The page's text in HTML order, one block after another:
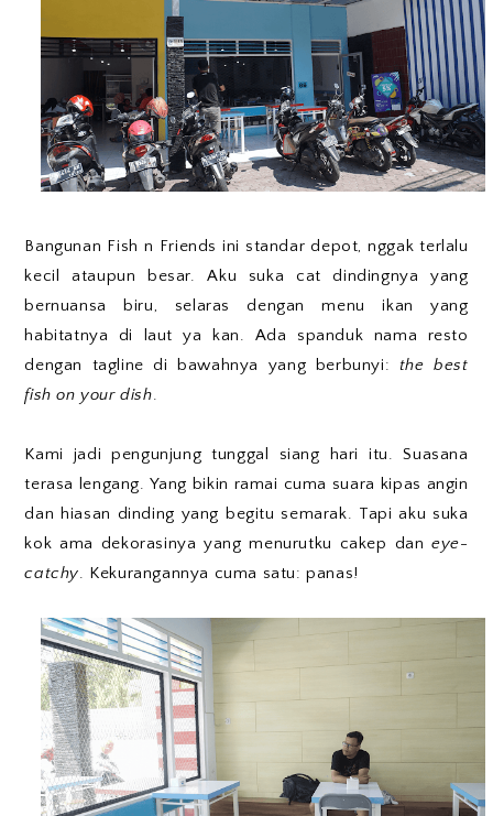
Bangunan Fish n Friends ini standar depot, nggak terlalu
kecil ataupun besar. Aku suka cat dindingnya yang
bernuansa biru, selaras dengan menu ikan yang
habitatnya di laut ya kan. Ada spanduk nama resto
dengan tagline di bawahnya yang berbunyi: the best
fish on your dish.
Kami jadi pengunjung tunggal siang hari itu. Suasana
terasa lengang. Yang bikin ramai cuma suara kipas angin
dan hiasan dinding yang begitu semarak. Tapi aku suka
kok ama dekorasinya yang menurutku cakep daneye-
catchy. Kekurangannya cuma satu: panas!